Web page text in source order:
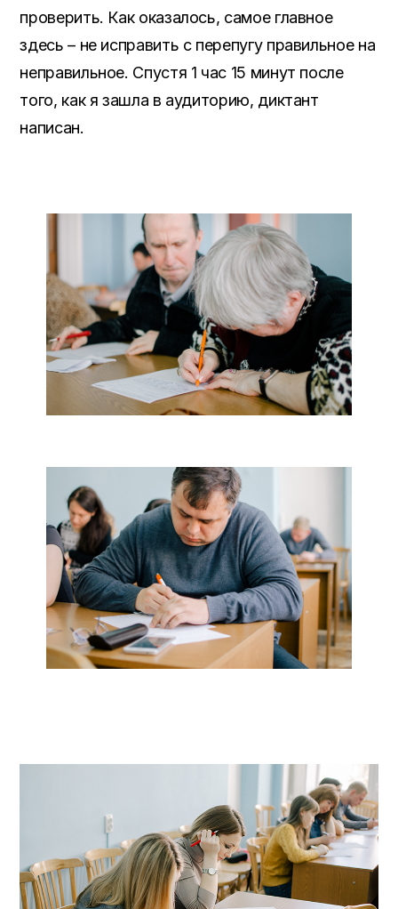
проверить. Как оказалось, самое главное
здесь – не исправить с перепугу правильное на
неправильное. Спустя 1 час 15 минут после
того, как я зашла в аудиторию, диктант
написан.